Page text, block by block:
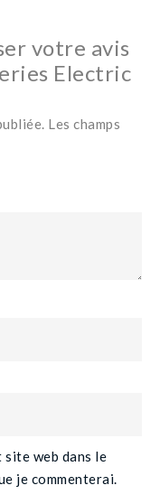
votre avis
Electric
Les champs
web dans le
je commenterai.